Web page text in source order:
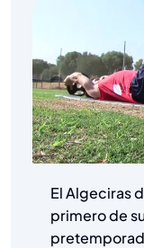
El Algeciras
primero de